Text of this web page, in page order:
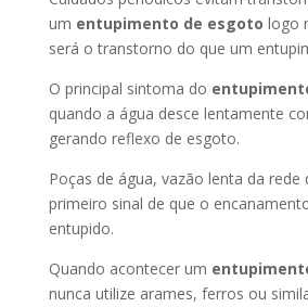
um entupimento de esgoto logo
será o transtorno do que um
O principal sintoma do
quando a água desce lentamente
gerando reflexo de esgoto.
Poças de água, vazão lenta da rede
primeiro sinal de que o
entupido.
Quando acontecer um
nunca utilize arames, ferros ou